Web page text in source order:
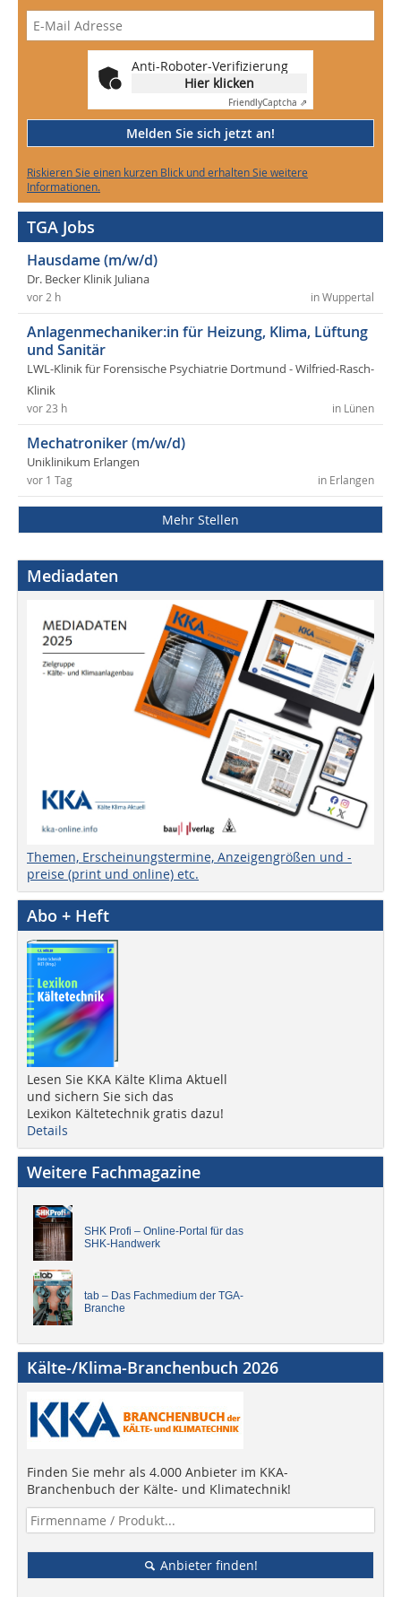
Anti-Roboter-Verifizierung
Hier klicken
FriendlyCaptcha ⇗
Melden Sie sich jetzt an!
Riskieren Sie einen kurzen Blick und erhalten Sie weitere
Informationen.
TGA Jobs
Hausdame (m/w/d)
Dr. Becker Klinik Juliana
in Wuppertal
vor 2 h
Anlagenmechaniker:in für Heizung, Klima, Lüftung
und Sanitär
LWL-Klinik für Forensische Psychiatrie Dortmund - Wilfried-Rasch-
Klinik
in Lünen
vor 23 h
Mechatroniker (m/w/d)
Uniklinikum Erlangen
in Erlangen
vor 1 Tag
Mehr Stellen
Mediadaten
Themen, Erscheinungstermine, Anzeigengrößen und -
preise (print und online) etc.
Abo + Heft
Lesen Sie KKA Kälte Klima Aktuell
und sichern Sie sich das
Lexikon Kältetechnik gratis dazu!
Details
Weitere Fachmagazine
SHK Profi – Online-Portal für das
SHK-Handwerk
tab – Das Fachmedium der TGA-
Branche
Kälte-/Klima-Branchenbuch 2026
Finden Sie mehr als 4.000 Anbieter im KKA-
Branchenbuch der Kälte- und Klimatechnik!
Anbieter finden!